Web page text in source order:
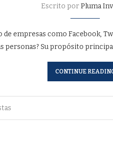
Escrito porPluma
de empresas como Facebook,
personas? Su propósito
CONTINUE